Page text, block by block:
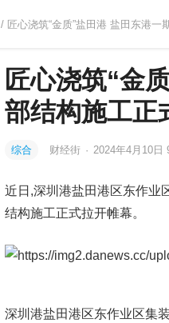
/ 匠心浇筑“金质”盐田港 盐田东港
匠心浇筑“金
部结构施工正
综合 财经街 · 2024年4月10日
近日,深圳港盐田港区东作业
结构施工正式拉开帷幕。
深圳港盐田港区东作业区集